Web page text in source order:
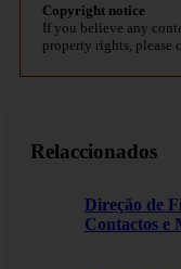
Copyright notice
If you believe any
property rights, please
Relaccionados
Direção de
Contactos e